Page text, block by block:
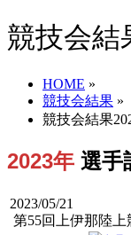
競技会結
HOME »
競技会結果 »
競技会結果
2023年 選手
2023/05/21
第55回上伊那陸上